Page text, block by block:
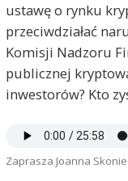
ustawę o rynku
przeciwdziałać
Komisji Nadzoru
publicznej
inwestorów? Kto
Zaprasza Joanna